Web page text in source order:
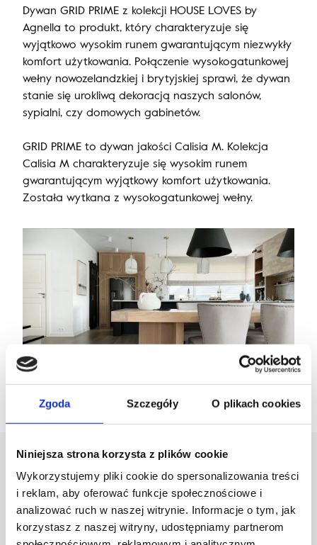
Zgoda Szczegóły O plikach cookies
Niniejsza strona korzysta z plików cookie
Wykorzystujemy pliki cookie do spersonalizowania treści
i reklam, aby oferować funkcje społecznościowe i
analizować ruch w naszej witrynie. Informacje o tym, jak
korzystasz z naszej witryny, udostępniamy partnerom
Dywan GRID PRIME z kolekcji HOUSE LOVES by
Agnella to produkt, który charakteryzuje się
wyjątkowo wysokim runem gwarantującym niezwykły
komfort użytkowania. Połączenie wysokogatunkowej
wełny nowozelandzkiej i brytyjskiej sprawi, że dywan
stanie się urokliwą dekoracją naszych salonów,
sypialni, czy domowych gabinetów.
GRID PRIME to dywan jakości Calisia M. Kolekcja
Calisia M charakteryzuje się wysokim runem
gwarantującym wyjątkowy komfort użytkowania.
Została wytkana z wysokogatunkowej wełny.
Karolina Zagrodzka